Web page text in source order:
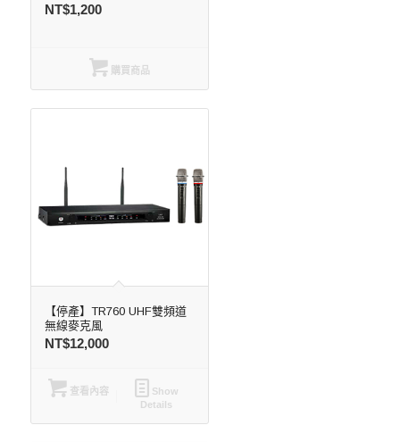
NT$1,200
購買商品
【停產】TR760 UHF雙頻道
無線麥克風
NT$12,000
查看內容
Show
Details